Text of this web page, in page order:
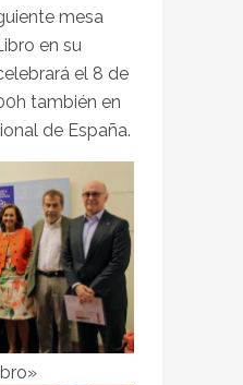
mesa
en su
el 8 de
también en
de España.